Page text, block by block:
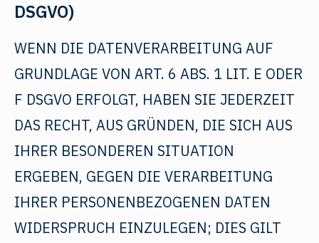
DSGVO)
WENN DIE DATENVERARBEITUNG AUF
GRUNDLAGE VON ART. 6 ABS. 1 LIT. E ODER
F DSGVO ERFOLGT, HABEN SIE JEDERZEIT
DAS RECHT, AUS GRÜNDEN, DIE SICH AUS
IHRER BESONDEREN SITUATION
ERGEBEN, GEGEN DIE VERARBEITUNG
IHRER PERSONENBEZOGENEN DATEN
WIDERSPRUCH EINZULEGEN; DIES GILT